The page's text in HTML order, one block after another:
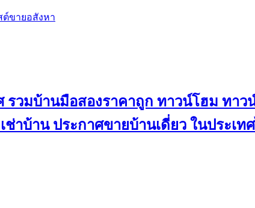
ต์ขายอสังหา
รวมบ้านมือสองราคาถูก ทาวน์โฮม ทา
าบ้าน ประกาศขายบ้านเดี่ยว ในประเท